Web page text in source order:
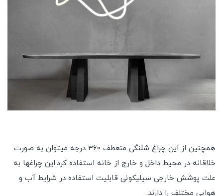
همچنین از این چراغ شلنگی منعطف 360 درجه میتوان به صورت
خلاقانه در محیط داخل و خارج از خانه استفاده کرد.این چراغها به
علت پوشش خارجی سیلیکونی قابلیت استفاده در شرایط آب و
هوایی مختلف را دارند.